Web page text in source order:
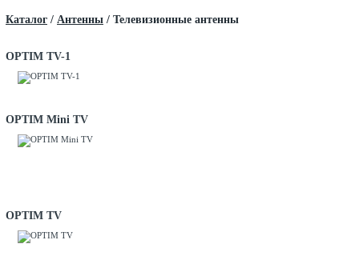
Каталог / Антенны / Телевизионные антенны
OPTIM TV-1
OPTIM Mini TV
OPTIM TV